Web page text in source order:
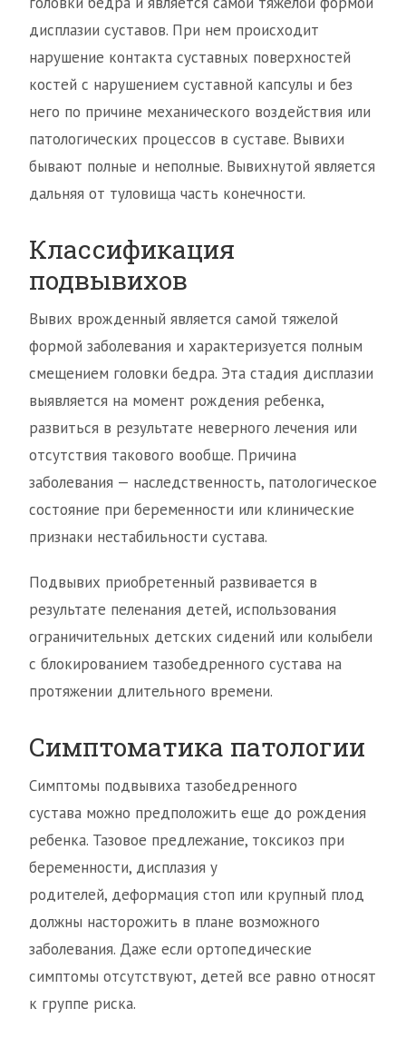
дисплазии суставов. При нем происходит
нарушение контакта суставных поверхностей
костей с нарушением суставной капсулы и без
него по причине механического воздействия или
патологических процессов в суставе. Вывихи
бывают полные и неполные. Вывихнутой является
дальняя от туловища часть конечности.
Классификация
подвывихов
Вывих врожденный является самой тяжелой
формой заболевания и характеризуется полным
смещением головки бедра. Эта стадия дисплазии
выявляется на момент рождения ребенка,
развиться в результате неверного лечения или
отсутствия такового вообще. Причина
заболевания — наследственность, патологическое
состояние при беременности или клинические
признаки нестабильности сустава.
Подвывих приобретенный развивается в
результате пеленания детей, использования
ограничительных детских сидений или колыбели
с блокированием тазобедренного сустава на
протяжении длительного времени.
Симптоматика патологии
Симптомы подвывиха тазобедренного
сустава можно предположить еще до рождения
ребенка. Тазовое предлежание, токсикоз при
беременности, дисплазия у
родителей, деформация стоп или крупный плод
должны насторожить в плане возможного
заболевания. Даже если ортопедические
симптомы отсутствуют, детей все равно относят
к группе риска.